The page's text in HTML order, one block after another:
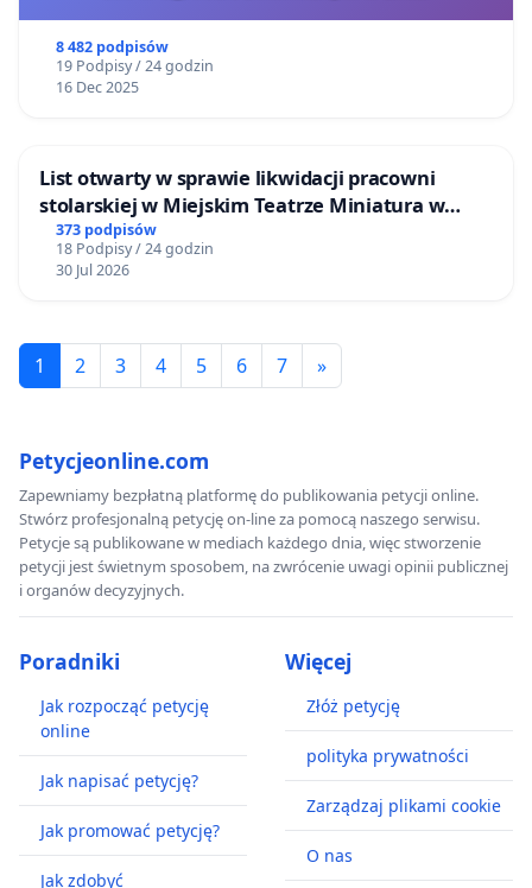
8 482 podpisów
19 Podpisy / 24 godzin
16 Dec 2025
List otwarty w sprawie likwidacji pracowni
stolarskiej w Miejskim Teatrze Miniatura w
Gdańsku
373 podpisów
18 Podpisy / 24 godzin
30 Jul 2026
1 2 3 4 5 6 7 »
Petycjeonline.com
Zapewniamy bezpłatną platformę do publikowania petycji online.
Stwórz profesjonalną petycję on-line za pomocą naszego serwisu.
Petycje są publikowane w mediach każdego dnia, więc stworzenie
petycji jest świetnym sposobem, na zwrócenie uwagi opinii publicznej
i organów decyzyjnych.
Poradniki
Jak rozpocząć petycję
online
Jak napisać petycję?
Jak promować petycję?
Jak zdobyć
Więcej
Złóż petycję
polityka prywatności
Zarządzaj plikami cookie
O nas